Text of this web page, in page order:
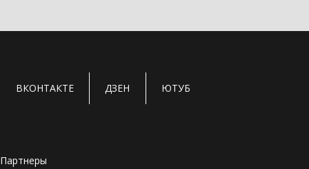
ВКОНТАКТЕ ДЗЕН ЮТУБ
Партнеры